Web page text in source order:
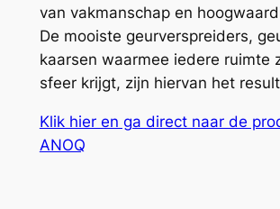
van vakmanschap en
De mooiste geurverspreiders,
kaarsen waarmee iedere ruimte
sfeer krijgt, zijn hiervan het
Klik hier en ga direct naar de
ANOQ